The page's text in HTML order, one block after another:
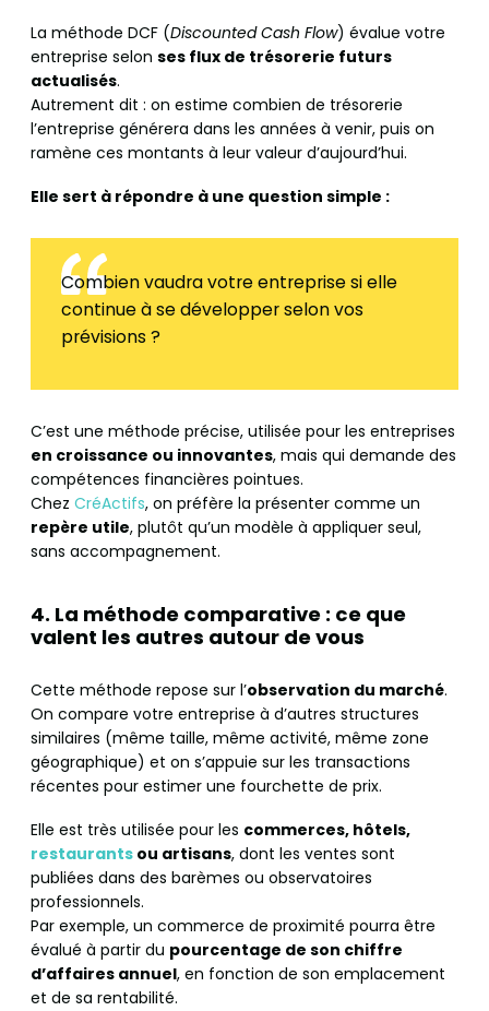
La méthode DCF (Discounted Cash Flow) évalue votre
entreprise selon ses flux de trésorerie futurs
actualisés.
Autrement dit : on estime combien de trésorerie
l’entreprise générera dans les années à venir, puis on
ramène ces montants à leur valeur d’aujourd’hui.
Elle sert à répondre à une question simple :
Combien vaudra votre entreprise si elle
continue à se développer selon vos
prévisions ?
C’est une méthode précise, utilisée pour les entreprises
en croissance ou innovantes, mais qui demande des
compétences financières pointues.
Chez CréActifs, on préfère la présenter comme un
repère utile, plutôt qu’un modèle à appliquer seul,
sans accompagnement.
4. La méthode comparative : ce que
valent les autres autour de vous
Cette méthode repose sur l’observation du marché.
On compare votre entreprise à d’autres structures
similaires (même taille, même activité, même zone
géographique) et on s’appuie sur les transactions
récentes pour estimer une fourchette de prix.
Elle est très utilisée pour les commerces, hôtels,
restaurants ou artisans, dont les ventes sont
publiées dans des barèmes ou observatoires
professionnels.
Par exemple, un commerce de proximité pourra être
évalué à partir du pourcentage de son chiffre
d’affaires annuel, en fonction de son emplacement
et de sa rentabilité.